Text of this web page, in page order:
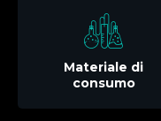
Materiale di
consumo